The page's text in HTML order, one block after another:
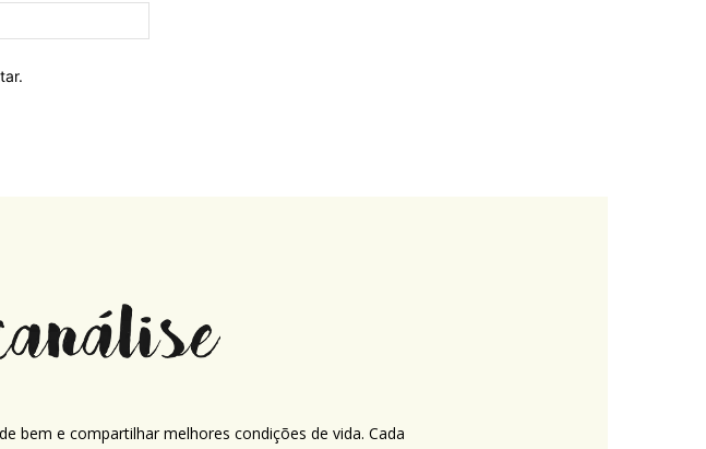
bem e compartilhar melhores condições de vida. Cada